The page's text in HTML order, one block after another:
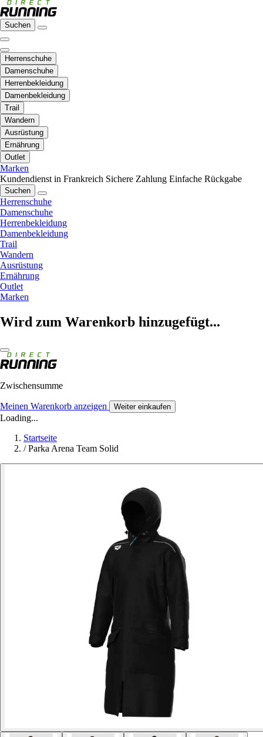
Suchen
Herrenschuhe
Damenschuhe
Herrenbekleidung
Damenbekleidung
Trail
Wandern
Ausrüstung
Ernährung
Outlet
Marken
Kundendienst in Frankreich Sichere Zahlung Einfache Rückgabe
Suchen
Herrenschuhe
Damenschuhe
Herrenbekleidung
Damenbekleidung
Trail
Wandern
Ausrüstung
Ernährung
Outlet
Marken
Wird zum Warenkorb hinzugefügt...
Zwischensumme
Meinen Warenkorb anzeigen Weiter einkaufen
Loading...
Startseite
/ Parka Arena Team Solid